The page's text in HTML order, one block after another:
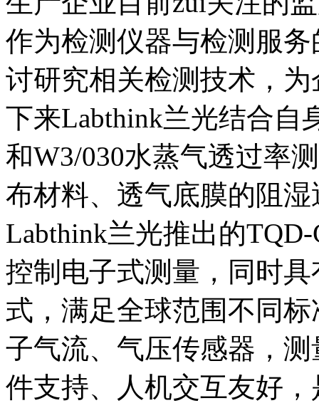
作为检测仪器与检测服
讨研究相关检测技术，
下来Labthink兰光结合自
和W3/030水蒸气透过率
布材料、透气底膜的阻
Labthink兰光推出的
控制电子式测量，同时
式，满足全球范围不同
子气流、气压传感器，
件支持、人机交互友好